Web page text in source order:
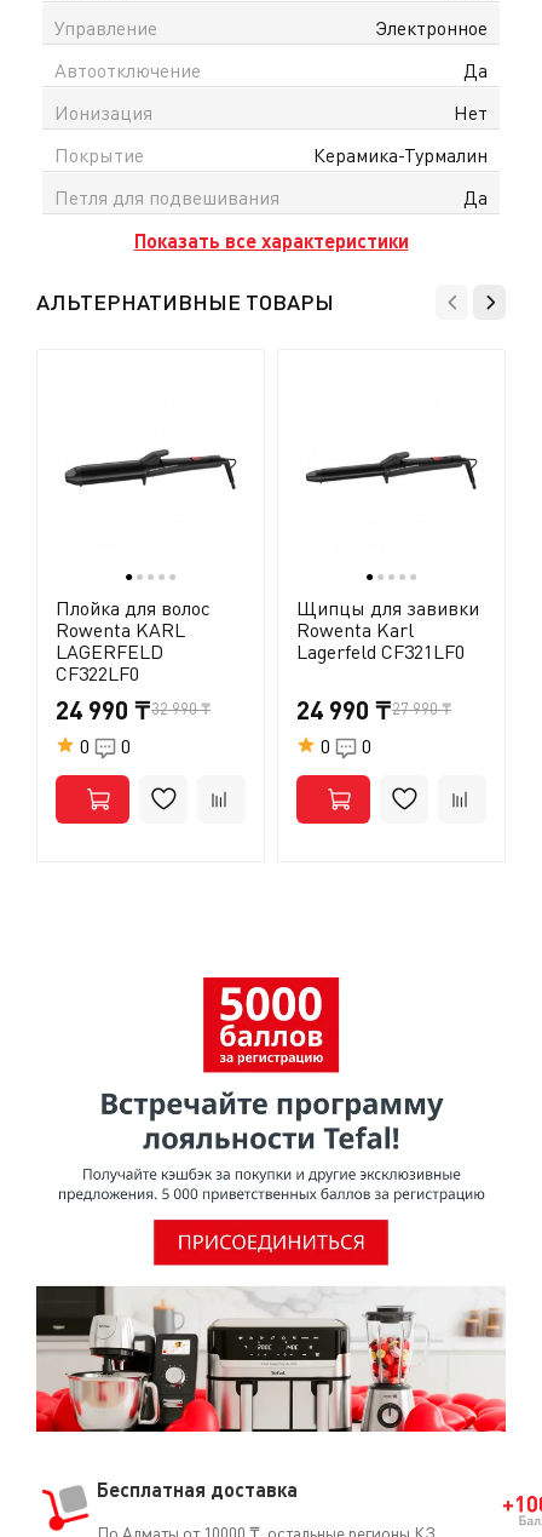
Управление
Электронное
Автоотключение
Да
Ионизация
Нет
Покрытие
Керамика-Турмалин
Петля для подвешивания
Да
Показать все характеристики
АЛЬТЕРНАТИВНЫЕ ТОВАРЫ
● ● ● ● ●
Плойка для волос
Rowenta KARL
LAGERFELD
CF322LF0
24 990 ₸32 990 ₸
0 0
● ● ● ● ●
Щипцы для завивки
Rowenta Karl
Lagerfeld CF321LF0
24 990 ₸27 990 ₸
0 0
Бесплатная доставка